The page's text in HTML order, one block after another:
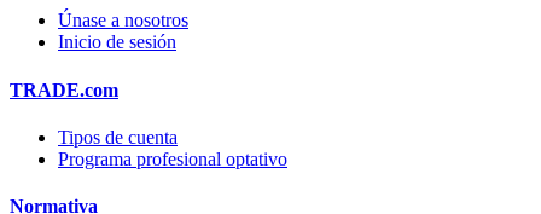
Únase a nosotros
Inicio de sesión
TRADE.com
Tipos de cuenta
Programa profesional optativo
Normativa